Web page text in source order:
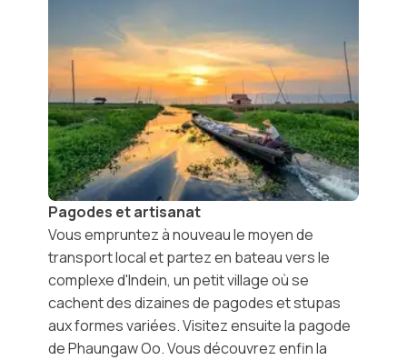
Pagodes et artisanat
Vous empruntez à nouveau le moyen de
transport local et partez en bateau vers le
complexe d'Indein, un petit village où se
cachent des dizaines de pagodes et stupas
aux formes variées. Visitez ensuite la pagode
de Phaungaw Oo. Vous découvrez enfin la